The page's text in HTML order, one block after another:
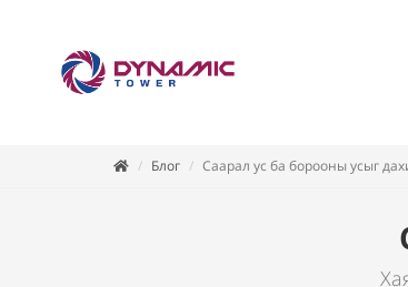
Блог Саарал ус ба борооны усыг